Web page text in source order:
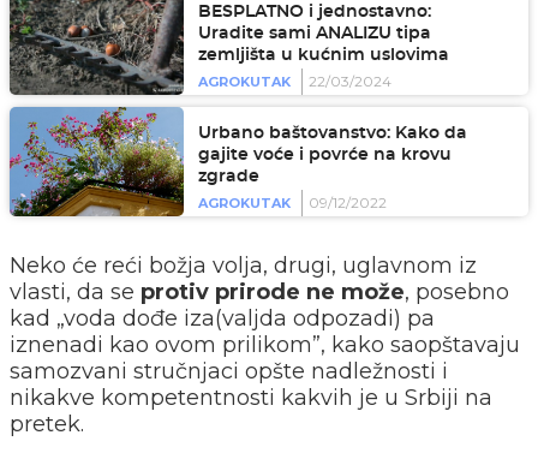
BESPLATNO i jednostavno:
Uradite sami ANALIZU tipa
zemljišta u kućnim uslovima
AGROKUTAK
22/03/2024
Urbano baštovanstvo: Kako da
gajite voće i povrće na krovu
zgrade
AGROKUTAK
09/12/2022
Neko će reći božja volja, drugi, uglavnom iz
vlasti, da se protiv prirode ne može, posebno
kad „voda dođe iza(valjda odpozadi) pa
iznenadi kao ovom prilikom”, kako saopštavaju
samozvani stručnjaci opšte nadležnosti i
nikakve kompetentnosti kakvih je u Srbiji na
pretek.